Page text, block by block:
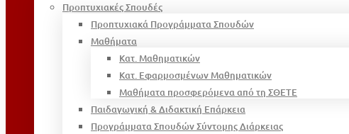
Προπτυχιακές Σπουδές
Προπτυχιακά Προγράμματα Σπουδών
Μαθήματα
Κατ. Μαθηματικών
Κατ. Εφαρμοσμένων Μαθηματικών
Μαθήματα προσφερόμενα από τη ΣΘΕΤΕ
Παιδαγωγική & Διδακτική Επάρκεια
Προγράμματα Σπουδών Σύντομης Διάρκειας